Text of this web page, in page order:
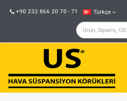
+90 232 866 20 70 - 71 Türkçe